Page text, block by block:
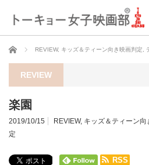
ホーム REVIEW, キッズ＆ティーン向き映画判定
REVIEW
楽園
2019/10/15 REVIEW, キッズ＆ティーン向
定
RSS